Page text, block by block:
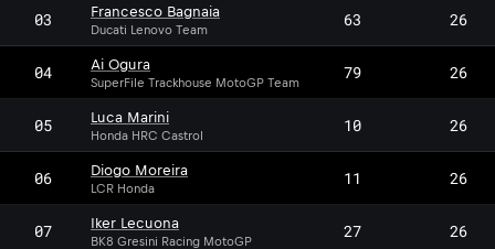
03 Francesco Bagnaia
Ducati Lenovo Team 63 26
04 Ai Ogura
SuperFile Trackhouse MotoGP Team 79 26
05 Luca Marini
Honda HRC Castrol 10 26
06 Diogo Moreira
LCR Honda 11 26
07 Iker Lecuona
BK8 Gresini Racing MotoGP 27 26